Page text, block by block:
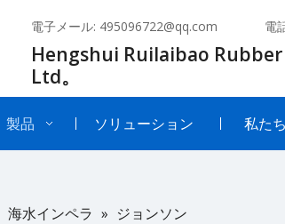
電子メール: 495096722@qq.com 電
Hengshui Ruilaibao
Ltd。
製品 ソリューション 私た
海水インペラ » ジョンソン